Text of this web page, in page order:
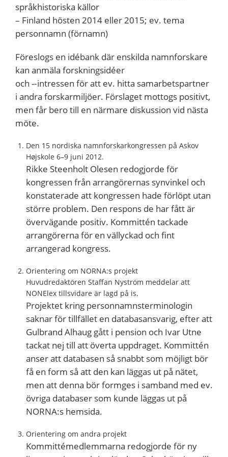
språkhistoriska källor
– Finland hösten 2014 eller 2015; ev. tema
personnamn (förnamn)
Föreslogs en idébank där enskilda namnforskare
kan anmäla forskningsidéer
och -­‐intressen för att ev. hitta samarbetspartner
i andra forskarmiljöer. Förslaget mottogs positivt,
men får bero till en närmare diskussion vid nästa
möte.
Den 15 nordiska namnforskarkongressen på Askov
Højskole 6–9 juni 2012.
Rikke Steenholt Olesen redogjorde för
kongressen från arrangörernas synvinkel och
konstaterade att kongressen hade förlöpt utan
större problem. Den respons de har fått är
övervägande positiv. Kommittén tackade
arrangörerna för en vällyckad och fint
arrangerad kongress.
Orientering om NORNA:s projekt
Huvudredaktören Staffan Nyström meddelar att
NONElex tillsvidare är lagd på is.
Projektet kring personnamnsterminologin
saknar för tillfället en databasansvarig, efter att
Gulbrand Alhaug gått i pension och Ivar Utne
tackat nej till att överta uppdraget. Kommittén
anser att databasen så snabbt som möjligt bör
få en form så att den kan läggas ut på nätet,
men att denna bör formges i samband med ev.
övriga databaser som kunde läggas ut på
NORNA:s hemsida.
Orientering om andra projekt
Kommittémedlemmarna redogjorde för ny